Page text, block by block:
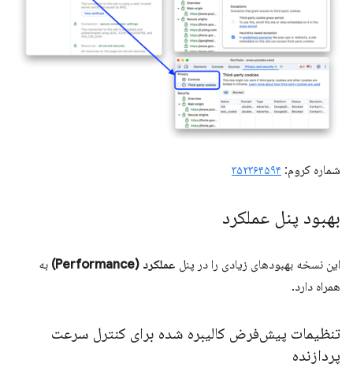
شماره کروم: ۳۵۲۳۶۴۵۹۴
بهبود پنل عملکرد
این نسخه بهبودهای زیادی را در پنل عملکرد (Performance)
به
همراه دارد.
تنظیمات پیش‌فرض کالیبره شده برای کنترل سرعت
پردازنده